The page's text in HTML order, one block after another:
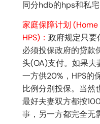
同分hdb的hps和私宅
家庭保障计划
HPS)： 政府规定只要
必须投保政府的贷款
头(OA)支付。如果夫
一方供20%，HPS的
比例分别投保。当然
最好夫妻双方都按
事，另一方都完全无